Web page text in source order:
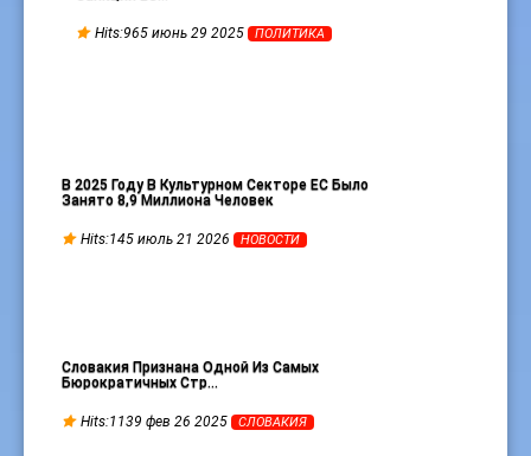
Hits:965 июнь 29 2025 ПОЛИТИКА
В 2025 Году В Культурном Секторе ЕС Было
Занято 8,9 Миллиона Человек
Hits:145 июль 21 2026 НОВОСТИ
Словакия Признана Одной Из Самых
Бюрократичных Стр…
Hits:1139 фев 26 2025 СЛОВАКИЯ